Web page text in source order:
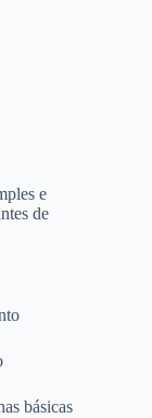
e
de
básicas